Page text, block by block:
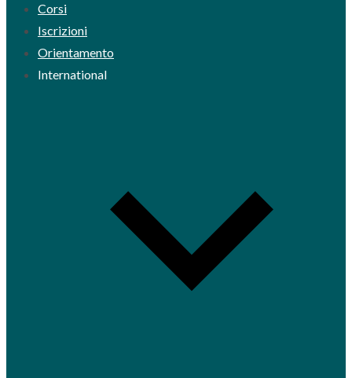
Corsi
Iscrizioni
Orientamento
International